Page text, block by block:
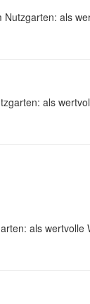
als
als
als wertvolle